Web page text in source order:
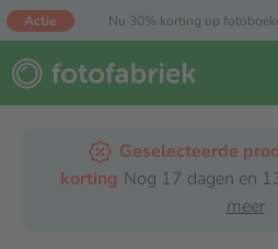
Actie Nu 30% korting op
Geselecteerde
korting Nog 17 dagen en
meer